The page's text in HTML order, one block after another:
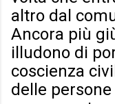
altro dal
Ancora più
illudono di
coscienza
delle